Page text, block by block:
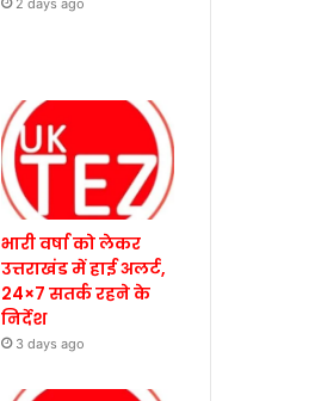
2 days ago
भारी वर्षा को लेकर
उत्तराखंड में हाई अलर्ट,
24×7 सतर्क रहने के
निर्देश
3 days ago